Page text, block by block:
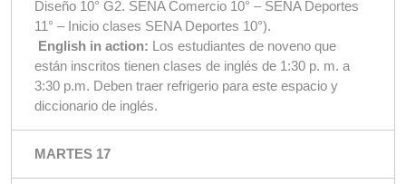
Diseño 10° G2. SENA Comercio 10° – SENA Deportes
11° – Inicio clases SENA Deportes 10°).
English in action: Los estudiantes de noveno que
están inscritos tienen clases de inglés de 1:30 p. m. a
3:30 p.m. Deben traer refrigerio para este espacio y
diccionario de inglés.
MARTES 17